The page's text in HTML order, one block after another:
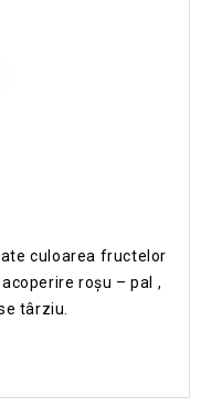
culoarea fructelor
roșu – pal ,
târziu.